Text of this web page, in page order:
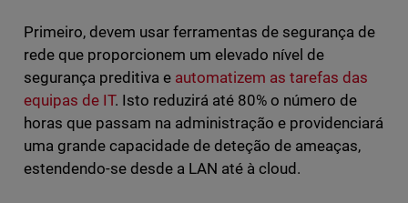
Primeiro, devem usar ferramentas de segurança de
rede que proporcionem um elevado nível de
segurança preditiva e automatizem as tarefas das
equipas de IT. Isto reduzirá até 80% o número de
horas que passam na administração e providenciará
uma grande capacidade de deteção de ameaças,
estendendo-se desde a LAN até à cloud.